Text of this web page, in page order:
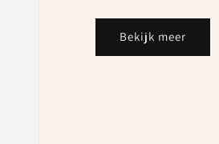
Bekijk meer